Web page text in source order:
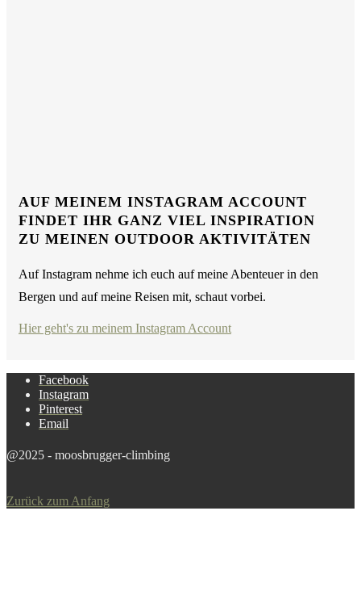
AUF MEINEM INSTAGRAM ACCOUNT
FINDET IHR GANZ VIEL INSPIRATION
ZU MEINEN OUTDOOR AKTIVITÄTEN
Auf Instagram nehme ich euch auf meine Abenteuer in den
Bergen und auf meine Reisen mit, schaut vorbei.
Hier geht's zu meinem Instagram Account
Facebook
Instagram
Pinterest
Email
@2025 - moosbrugger-climbing
Zurück zum Anfang